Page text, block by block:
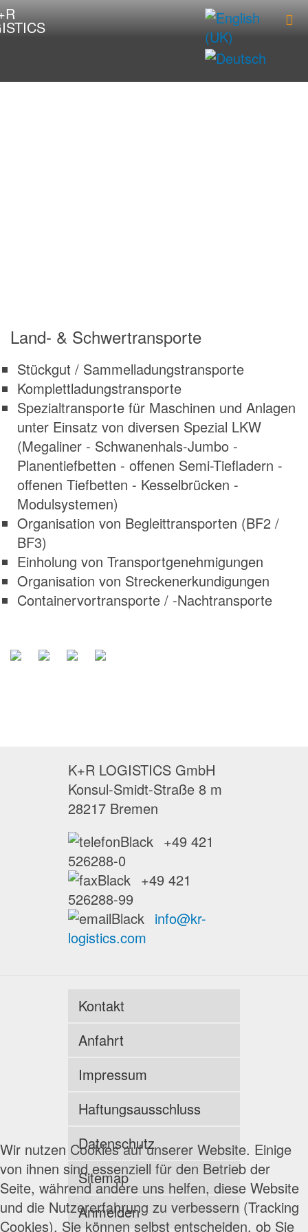
Land- & Schwertransporte
Stückgut / Sammelladungstransporte
Komplettladungstransporte
Spezialtransporte für Maschinen und Anlagen
unter Einsatz von diversen Spezial LKW
(Megaliner - Schwanenhals-Jumbo -
Planentiefbetten - offenen Semi-Tiefladern -
offenen Tiefbetten - Kesselbrücken -
Modulsystemen)
Organisation von Begleittransporten (BF2 /
BF3)
Einholung von Transportgenehmigungen
Organisation von Streckenerkundigungen
Containervortransporte / -Nachtransporte
K+R LOGISTICS GmbH
Konsul-Smidt-Straße 8 m
28217 Bremen
+49 421
526288-0
+49 421
526288-99
info@kr-
logistics.com
Kontakt
Anfahrt
Impressum
Haftungsausschluss
Datenschutz
Sitemap
Anmelden
Wir nutzen Cookies auf unserer Website. Einige
von ihnen sind essenziell für den Betrieb der
Seite, während andere uns helfen, diese Website
und die Nutzererfahrung zu verbessern (Tracking
Cookies). Sie können selbst entscheiden, ob Sie